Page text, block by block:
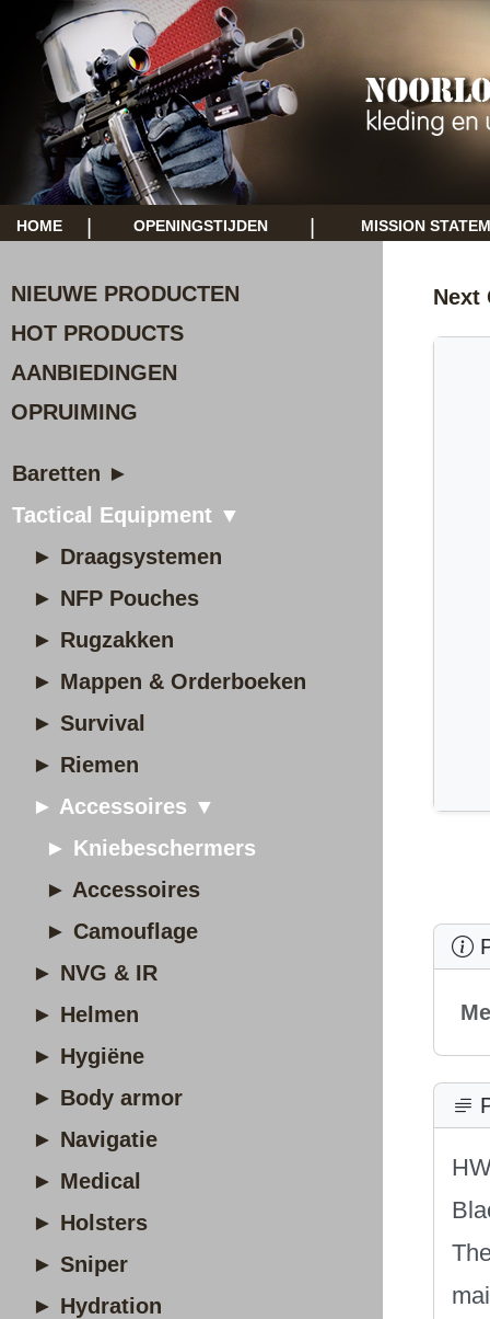
HOME OPENINGSTIJDEN MISSION
NIEUWE PRODUCTEN
HOT PRODUCTS
AANBIEDINGEN
OPRUIMING
Baretten ►
Tactical Equipment ▼
► Draagsystemen
► NFP Pouches
► Rugzakken
► Mappen & Orderboeken
► Survival
► Riemen
► Accessoires ▼
► Kniebeschermers
► Accessoires
► Camouflage
► NVG & IR
► Helmen
► Hygiëne
► Body armor
► Navigatie
► Medical
► Holsters
► Sniper
► Hydration
Next